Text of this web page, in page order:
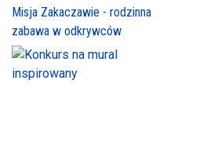
Misja Zakaczawie - rodzinna
zabawa w odkrywców